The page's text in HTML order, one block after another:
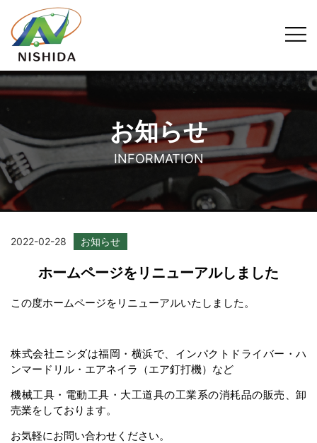
お知らせ
INFORMATION
2022-02-28 お知らせ
ホームページをリニューアルしました
この度ホームページをリニューアルいたしました。
株式会社ニシダは福岡・横浜で、インパクトドライバー・ハ
ンマードリル・エアネイラ（エア釘打機）など
機械工具・電動工具・大工道具の工業系の消耗品の販売、卸
売業をしております。
お気軽にお問い合わせください。